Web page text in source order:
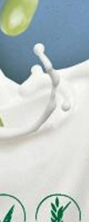
verschiedene
reicht vom
für uns, nicht
echte